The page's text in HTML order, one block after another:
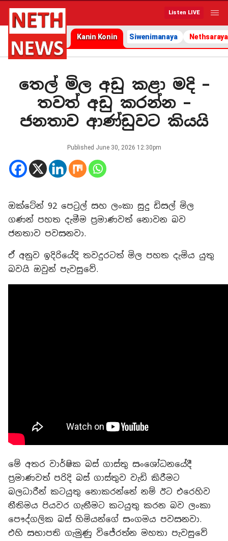
Listen LIVE
Kanin Konin Siwenimanaya Nethsaraya
තෙල් මිල අඩු කළා මදි –
තවත් අඩු කරන්න –
ජනතාව ආණ්ඩුවට කියයි
Published June 30, 2026 12:30pm
ඔක්ටේන් 92 පෙට්‍රල් සහ ලංකා සුදු ඩිසල් මිල
ගණන් පහත දැමීම ප්‍රමාණවත් නොවන බව
ජනතාව පවසනවා.
ඒ අනුව ඉදිරියේදි තවදුරටත් මිල පහත දැමිය යුතු
බවයි ඔවුන් පැවසුවේ.
මේ අතර වාර්ෂික බස් ගාස්තු සංශෝධනයේදී
ප්‍රමාණවත් පරිදි බස් ගාස්තුව වැඩි කිරීමට
බලධාරීන් කටයුතු නොකරන්නේ නම් ඊට එරෙහිව
නීතිමය පියවර ගැනීමට කටයුතු කරන බව ලංකා
පෞද්ගලික බස් හිමියන්ගේ සංගමය පවසනවා.
එහි සභාපති ගැමුණු විජේරත්න මහතා පැවසුවේ